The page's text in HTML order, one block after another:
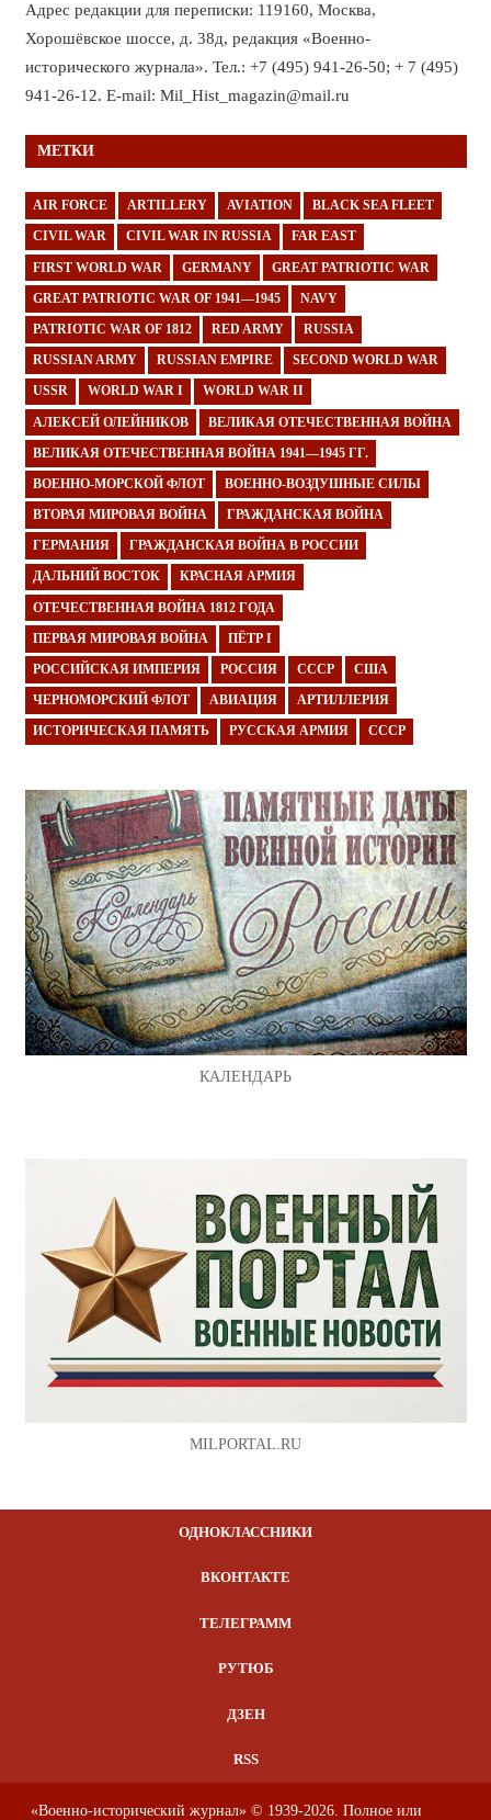
Адрес редакции для переписки: 119160, Москва,
Хорошёвское шоссе, д. 38д, редакция «Военно-
исторического журнала». Тел.: +7 (495) 941-26-50; + 7 (495)
941-26-12. E-mail: Mil_Hist_magazin@mail.ru
МЕТКИ
AIR FORCE ARTILLERY AVIATION BLACK SEA FLEET
CIVIL WAR CIVIL WAR IN RUSSIA FAR EAST
FIRST WORLD WAR GERMANY GREAT PATRIOTIC WAR
GREAT PATRIOTIC WAR OF 1941—1945 NAVY
PATRIOTIC WAR OF 1812 RED ARMY RUSSIA
RUSSIAN ARMY RUSSIAN EMPIRE SECOND WORLD WAR
USSR WORLD WAR I WORLD WAR II
АЛЕКСЕЙ ОЛЕЙНИКОВ ВЕЛИКАЯ ОТЕЧЕСТВЕННАЯ ВОЙНА
ВЕЛИКАЯ ОТЕЧЕСТВЕННАЯ ВОЙНА 1941—1945 ГГ.
ВОЕННО-МОРСКОЙ ФЛОТ ВОЕННО-ВОЗДУШНЫЕ СИЛЫ
ВТОРАЯ МИРОВАЯ ВОЙНА ГРАЖДАНСКАЯ ВОЙНА
ГЕРМАНИЯ ГРАЖДАНСКАЯ ВОЙНА В РОССИИ
ДАЛЬНИЙ ВОСТОК КРАСНАЯ АРМИЯ
ОТЕЧЕСТВЕННАЯ ВОЙНА 1812 ГОДА
ПЕРВАЯ МИРОВАЯ ВОЙНА ПЁТР I
РОССИЙСКАЯ ИМПЕРИЯ РОССИЯ СССР США
ЧЕРНОМОРСКИЙ ФЛОТ АВИАЦИЯ АРТИЛЛЕРИЯ
ИСТОРИЧЕСКАЯ ПАМЯТЬ РУССКАЯ АРМИЯ СССР
КАЛЕНДАРЬ
MILPORTAL.RU
ОДНОКЛАССНИКИ
ВКОНТАКТЕ
ТЕЛЕГРАММ
РУТЮБ
ДЗЕН
RSS
«Военно-исторический журнал» © 1939-2026. Полное или